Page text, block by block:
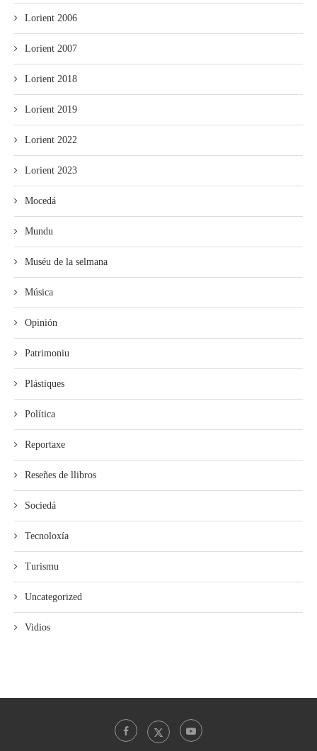
Lorient 2006
Lorient 2007
Lorient 2018
Lorient 2019
Lorient 2022
Lorient 2023
Mocedá
Mundu
Muséu de la selmana
Música
Opinión
Patrimoniu
Plástiques
Política
Reportaxe
Reseñes de llibros
Sociedá
Tecnoloxía
Turismu
Uncategorized
Vidios